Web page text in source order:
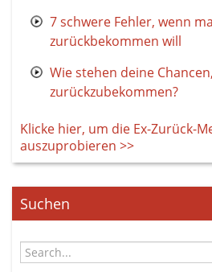
7 schwere Fehler, wenn
zurückbekommen will
Wie stehen deine
zurückzubekommen?
Klicke hier, um die Ex-Zurück-
auszuprobieren >>
Suchen